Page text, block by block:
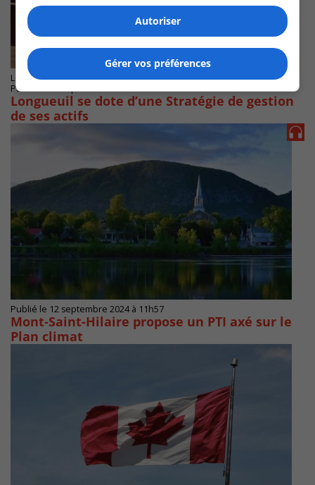
LONGUEUIL
Publié le 27 septembre 2024 à 14h00
Longueuil se dote d’une Stratégie de gestion
de ses actifs
Publié le 12 septembre 2024 à 11h57
Mont-Saint-Hilaire propose un PTI axé sur le
Plan climat
Autoriser
Gérer vos préférences